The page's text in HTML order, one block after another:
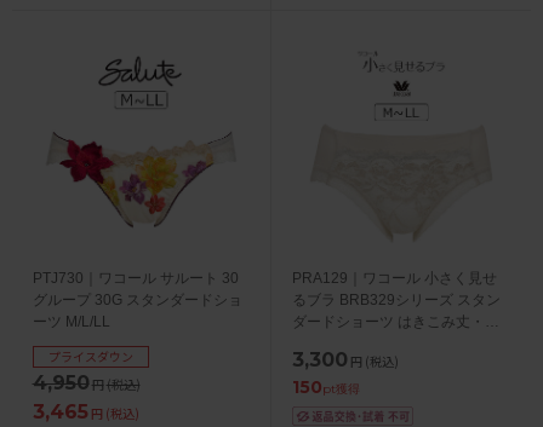
PTJ730｜ワコール サルート 30
グループ 30G スタンダードショ
ーツ M/L/LL
4,950円(税込)
プライスダウン
3,465 円 (税込)
PRA129｜ワコール 小さく見せ
るブラ BRB329シリーズ スタン
ダードショーツ はきこみ丈・あ
3,300 円 (税込)
150pt獲得